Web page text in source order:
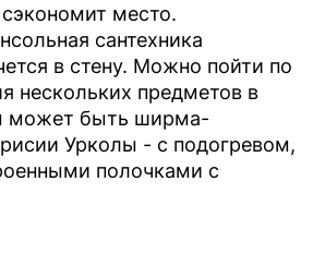
место.
сантехника
в стену. Можно пойти по
нескольких предметов в
может быть ширма-
Урколы - с подогревом,
полочками с